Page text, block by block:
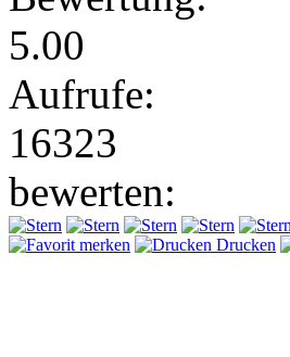
5.00
Aufrufe:
16323
bewerten:
merken Drucken